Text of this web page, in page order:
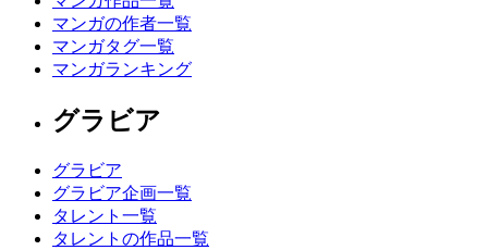
マンガの作者一覧
マンガタグ一覧
マンガランキング
グラビア
グラビア
グラビア企画一覧
タレント一覧
タレントの作品一覧